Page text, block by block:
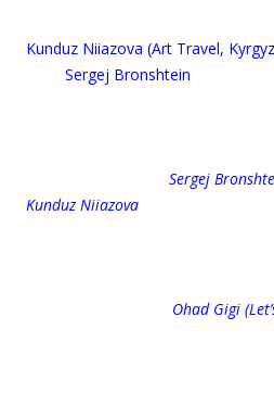
Kunduz Niiazova (Art
Sergej Bronshtein
Sergej Bronshtein,
Kunduz Niiazova
Ohad Gigi